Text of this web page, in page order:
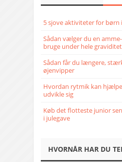
5 sjove aktiviteter for børn
Sådan vælger du en
bruge under hele
Sådan får du længere,
øjenvipper
Hvordan rytmik kan
udvikle sig
Køb det flotteste junior
i julegave
HVORNÅR HAR DU